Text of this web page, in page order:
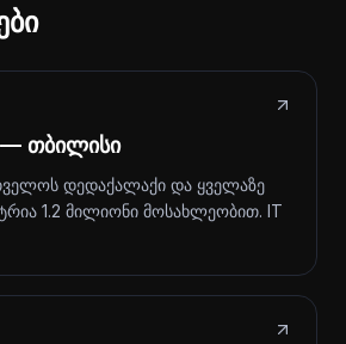
თბილისი
დედაქალაქი და ყველაზე
1.2 მილიონი მოსახლეობით. IT